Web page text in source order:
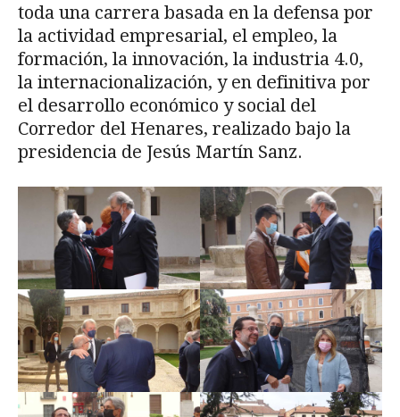
toda una carrera basada en la defensa por
la actividad empresarial, el empleo, la
formación, la innovación, la industria 4.0,
la internacionalización, y en definitiva por
el desarrollo económico y social del
Corredor del Henares, realizado bajo la
presidencia de Jesús Martín Sanz.